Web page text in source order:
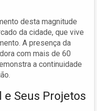
desta magnitude
da cidade, que vive
A presença da
com mais de 60
a continuidade
e Seus Projetos